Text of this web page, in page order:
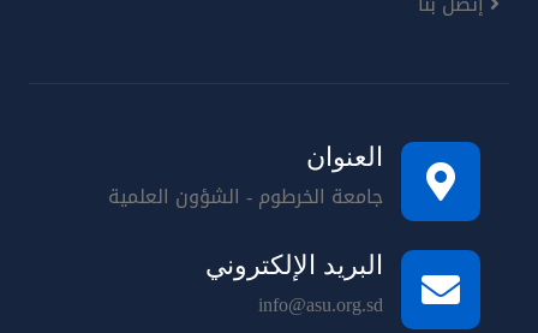
العنوان
جامعة الخرطوم - الشؤون العلمية
البريد الإلكتروني
info@asu.org.sd